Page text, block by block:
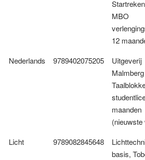
MBO
12
Nederlands 9789402075205
Uitgeverij
maanden
(nieuwste
Licht 9789082845648
basis,